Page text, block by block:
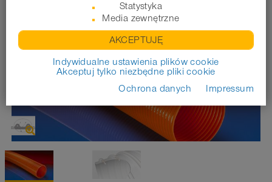
Statystyka
Media zewnętrzne
AKCEPTUJĘ
Indywidualne ustawienia plików cookie
Akceptuj tylko niezbędne pliki cookie
Ochrona danych
Impressum